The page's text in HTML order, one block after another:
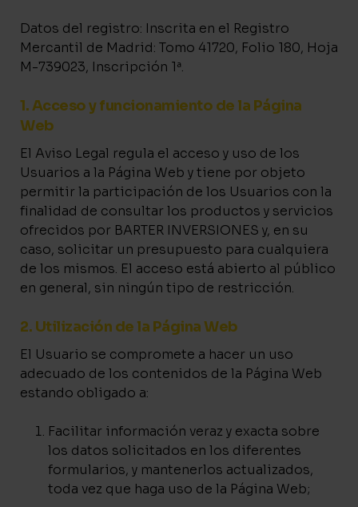
Datos del registro: Inscrita en el Registro
Mercantil de Madrid: Tomo 41720, Folio 180, Hoja
M-739023, Inscripción 1ª.
1. Acceso y funcionamiento de la Página
Web
El Aviso Legal regula el acceso y uso de los
Usuarios a la Página Web y tiene por objeto
permitir la participación de los Usuarios con la
finalidad de consultar los productos y servicios
ofrecidos por BARTER INVERSIONES y, en su
caso, solicitar un presupuesto para cualquiera
de los mismos. El acceso está abierto al público
en general, sin ningún tipo de restricción.
2. Utilización de la Página Web
El Usuario se compromete a hacer un uso
adecuado de los contenidos de la Página Web
estando obligado a:
Facilitar información veraz y exacta sobre
los datos solicitados en los diferentes
formularios, y mantenerlos actualizados,
toda vez que haga uso de la Página Web;